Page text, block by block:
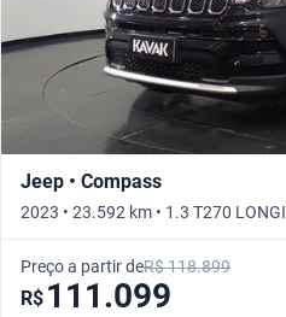
Jeep • Compass
2023 • 23.592 km • 1.3 T270
Preço a partir deR$ 118.899
R$ 111.099